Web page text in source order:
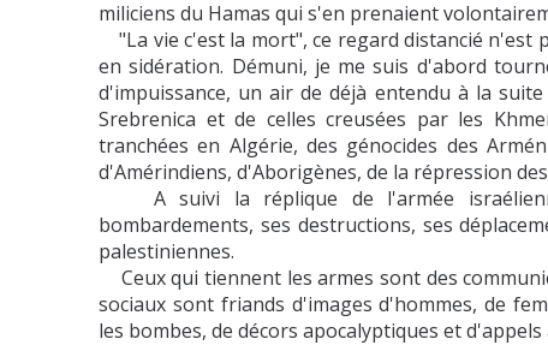
miliciens du Hamas qui s'en prenaient
"La vie c'est la mort", ce regard distancié n'est
en sidération. Démuni, je me suis d'abord
d'impuissance, un air de déjà entendu à la
Srebrenica et de celles creusées par les
tranchées en Algérie, des génocides des
d'Amérindiens, d'Aborigènes, de la répression
A suivi la réplique de l'armée
bombardements, ses destructions, ses
palestiniennes.
Ceux qui tiennent les armes sont des
sociaux sont friands d'images d'hommes, de
les bombes, de décors apocalyptiques et d'appels